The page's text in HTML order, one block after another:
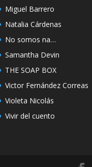
Miguel Barrero
Natalia Cárdenas
No somos na…
Samantha Devin
THE SOAP BOX
Victor Fernández Correas
Violeta Nicolás
Vivir del cuento